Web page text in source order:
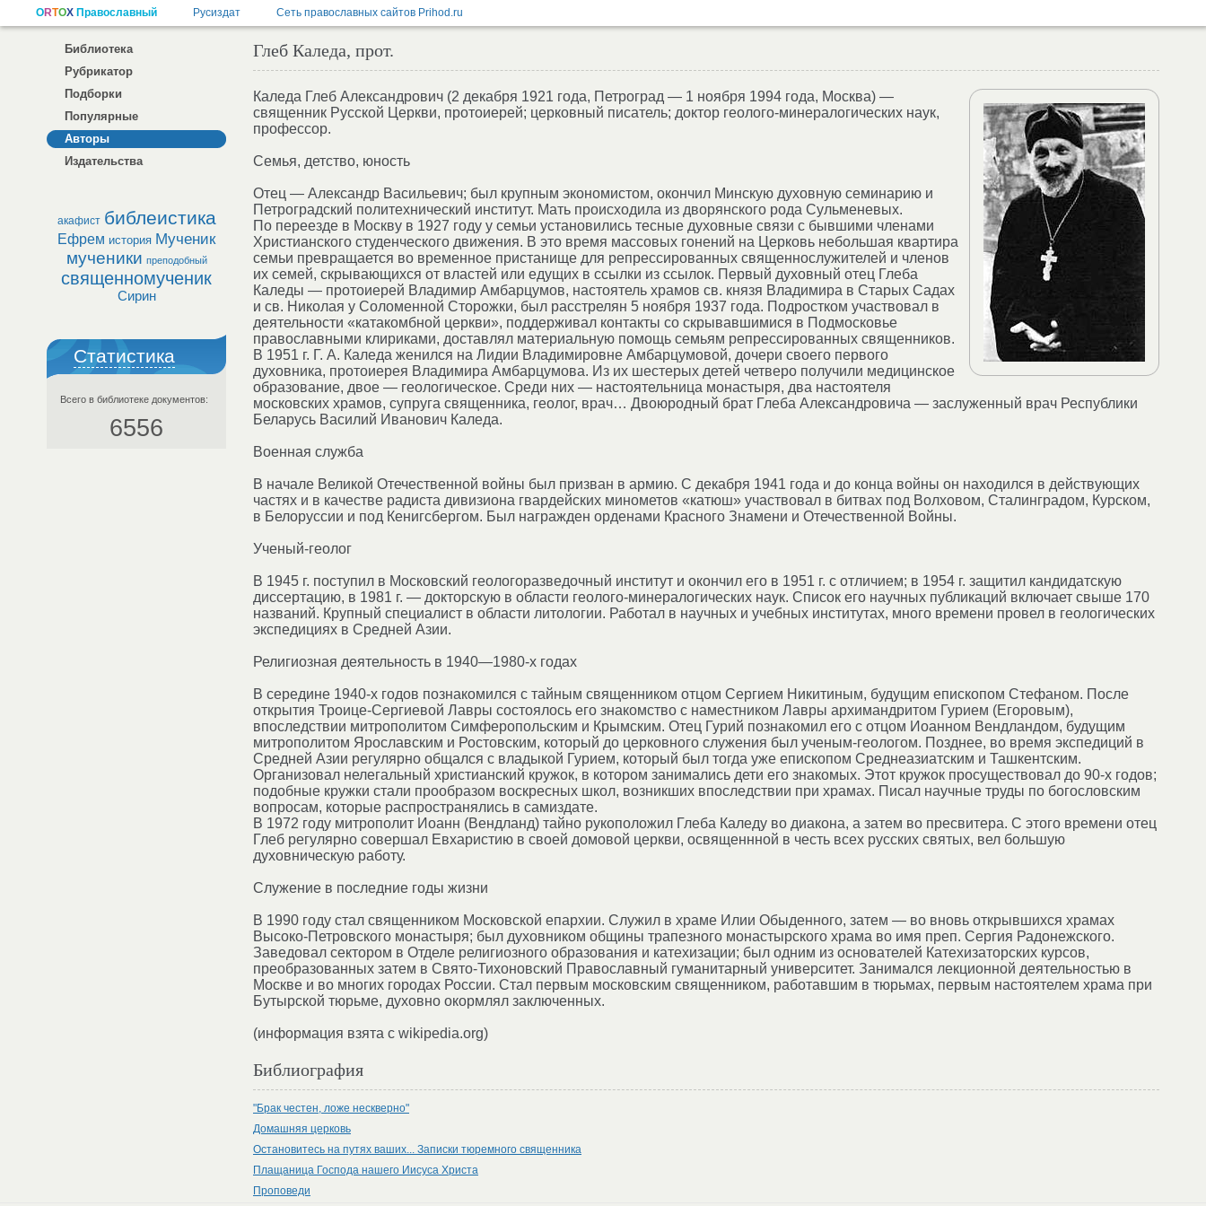
Библиотека
Рубрикатор
Подборки
Популярные
Авторы
Издательства
акафист библеистика
Ефрем история Мученик
мученики преподобный
священномученик
Сирин
Статистика
Всего в библиотеке документов:
6556
Глеб Каледа, прот.
Каледа Глеб Александрович (2 декабря 1921 года, Петроград — 1 ноября 1994 года, Москва) —
священник Русской Церкви, протоиерей; церковный писатель; доктор геолого-минералогических наук,
профессор.
Семья, детство, юность
Отец — Александр Васильевич; был крупным экономистом, окончил Минскую духовную семинарию и
Петроградский политехнический институт. Мать происходила из дворянского рода Сульменевых.
По переезде в Москву в 1927 году у семьи установились тесные духовные связи с бывшими членами
Христианского студенческого движения. В это время массовых гонений на Церковь небольшая квартира
семьи превращается во временное пристанище для репрессированных священнослужителей и членов
их семей, скрывающихся от властей или едущих в ссылки из ссылок. Первый духовный отец Глеба
Каледы — протоиерей Владимир Амбарцумов, настоятель храмов св. князя Владимира в Старых Садах
и св. Николая у Соломенной Сторожки, был расстрелян 5 ноября 1937 года. Подростком участвовал в
деятельности «катакомбной церкви», поддерживал контакты со скрывавшимися в Подмосковье
православными клириками, доставлял материальную помощь семьям репрессированных священников.
В 1951 г. Г. А. Каледа женился на Лидии Владимировне Амбарцумовой, дочери своего первого
духовника, протоиерея Владимира Амбарцумова. Из их шестерых детей четверо получили медицинское
образование, двое — геологическое. Среди них — настоятельница монастыря, два настоятеля
московских храмов, супруга священника, геолог, врач… Двоюродный брат Глеба Александровича — заслуженный врач Республики
Беларусь Василий Иванович Каледа.
Военная служба
В начале Великой Отечественной войны был призван в армию. С декабря 1941 года и до конца войны он находился в действующих
частях и в качестве радиста дивизиона гвардейских минометов «катюш» участвовал в битвах под Волховом, Сталинградом, Курском,
в Белоруссии и под Кенигсбергом. Был награжден орденами Красного Знамени и Отечественной Войны.
Ученый-геолог
В 1945 г. поступил в Московский геологоразведочный институт и окончил его в 1951 г. с отличием; в 1954 г. защитил кандидатскую
диссертацию, в 1981 г. — докторскую в области геолого-минералогических наук. Список его научных публикаций включает свыше 170
названий. Крупный специалист в области литологии. Работал в научных и учебных институтах, много времени провел в геологических
экспедициях в Средней Азии.
Религиозная деятельность в 1940—1980-х годах
В середине 1940-х годов познакомился с тайным священником отцом Сергием Никитиным, будущим епископом Стефаном. После
открытия Троице-Сергиевой Лавры состоялось его знакомство с наместником Лавры архимандритом Гурием (Егоровым),
впоследствии митрополитом Симферопольским и Крымским. Отец Гурий познакомил его с отцом Иоанном Вендландом, будущим
митрополитом Ярославским и Ростовским, который до церковного служения был ученым-геологом. Позднее, во время экспедиций в
Средней Азии регулярно общался с владыкой Гурием, который был тогда уже епископом Среднеазиатским и Ташкентским.
Организовал нелегальный христианский кружок, в котором занимались дети его знакомых. Этот кружок просуществовал до 90-х годов;
подобные кружки стали прообразом воскресных школ, возникших впоследствии при храмах. Писал научные труды по богословским
вопросам, которые распространялись в самиздате.
В 1972 году митрополит Иоанн (Вендланд) тайно рукоположил Глеба Каледу во диакона, а затем во пресвитера. С этого времени отец
Глеб регулярно совершал Евхаристию в своей домовой церкви, освященнной в честь всех русских святых, вел большую
духовническую работу.
Служение в последние годы жизни
В 1990 году стал священником Московской епархии. Служил в храме Илии Обыденного, затем — во вновь открывшихся храмах
Высоко-Петровского монастыря; был духовником общины трапезного монастырского храма во имя преп. Сергия Радонежского.
Заведовал сектором в Отделе религиозного образования и катехизации; был одним из основателей Катехизаторских курсов,
преобразованных затем в Свято-Тихоновский Православный гуманитарный университет. Занимался лекционной деятельностью в
Москве и во многих городах России. Стал первым московским священником, работавшим в тюрьмах, первым настоятелем храма при
Бутырской тюрьме, духовно окормлял заключенных.
(информация взята с wikipedia.org)
Библиография
"Брак честен, ложе нескверно"
Домашняя церковь
Остановитесь на путях ваших... Записки тюремного священника
Плащаница Господа нашего Иисуса Христа
Проповеди